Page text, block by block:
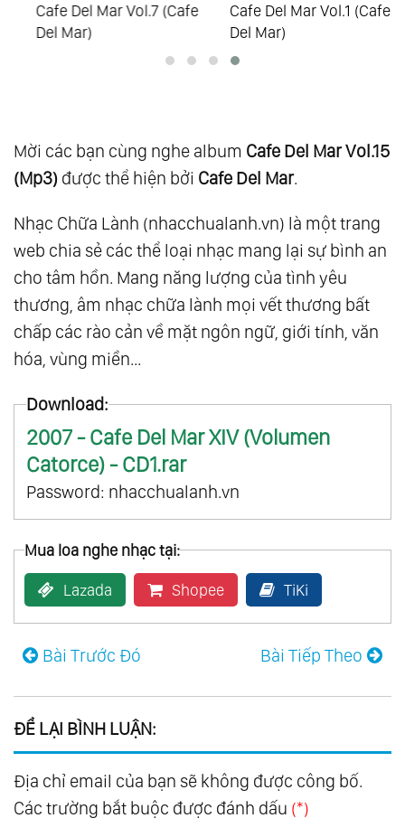
Cafe Del Mar Vol.7 (Cafe
Del Mar)
Cafe Del Mar Vol.1 (Cafe
Del Mar)
Mời các bạn cùng nghe album Cafe Del Mar Vol.15
(Mp3) được thể hiện bởi Cafe Del Mar.
Nhạc Chữa Lành (nhacchualanh.vn) là một trang
web chia sẻ các thể loại nhạc mang lại sự bình an
cho tâm hồn. Mang năng lượng của tình yêu
thương, âm nhạc chữa lành mọi vết thương bất
chấp các rào cản về mặt ngôn ngữ, giới tính, văn
hóa, vùng miền...
Download:
2007 - Cafe Del Mar XIV (Volumen
Catorce) - CD1.rar
Password: nhacchualanh.vn
Mua loa nghe nhạc tại:
Lazada Shopee TiKi
Bài Trước Đó Bài Tiếp Theo
ĐỂ LẠI BÌNH LUẬN:
Địa chỉ email của bạn sẽ không được công bố.
Các trường bắt buộc được đánh dấu (*)